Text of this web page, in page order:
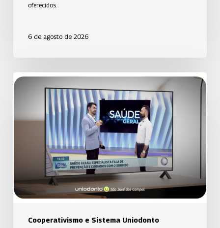
oferecidos.
6 de agosto de 2026
Cooperativismo e Sistema Uniodonto
Uniodonto
orienta
população
prevenção
cárie
participação